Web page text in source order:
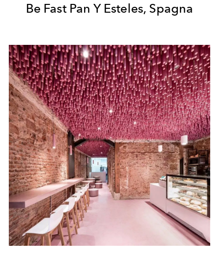
Be Fast Pan Y Esteles, Spagna